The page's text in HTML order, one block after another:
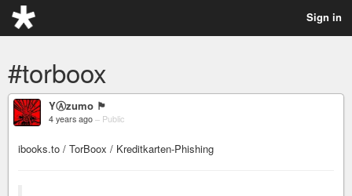
Sign in
#torboox
YⒶzumo 🏴
4 years ago – Public
ibooks.to / TorBoox / Kreditkarten-Phishing